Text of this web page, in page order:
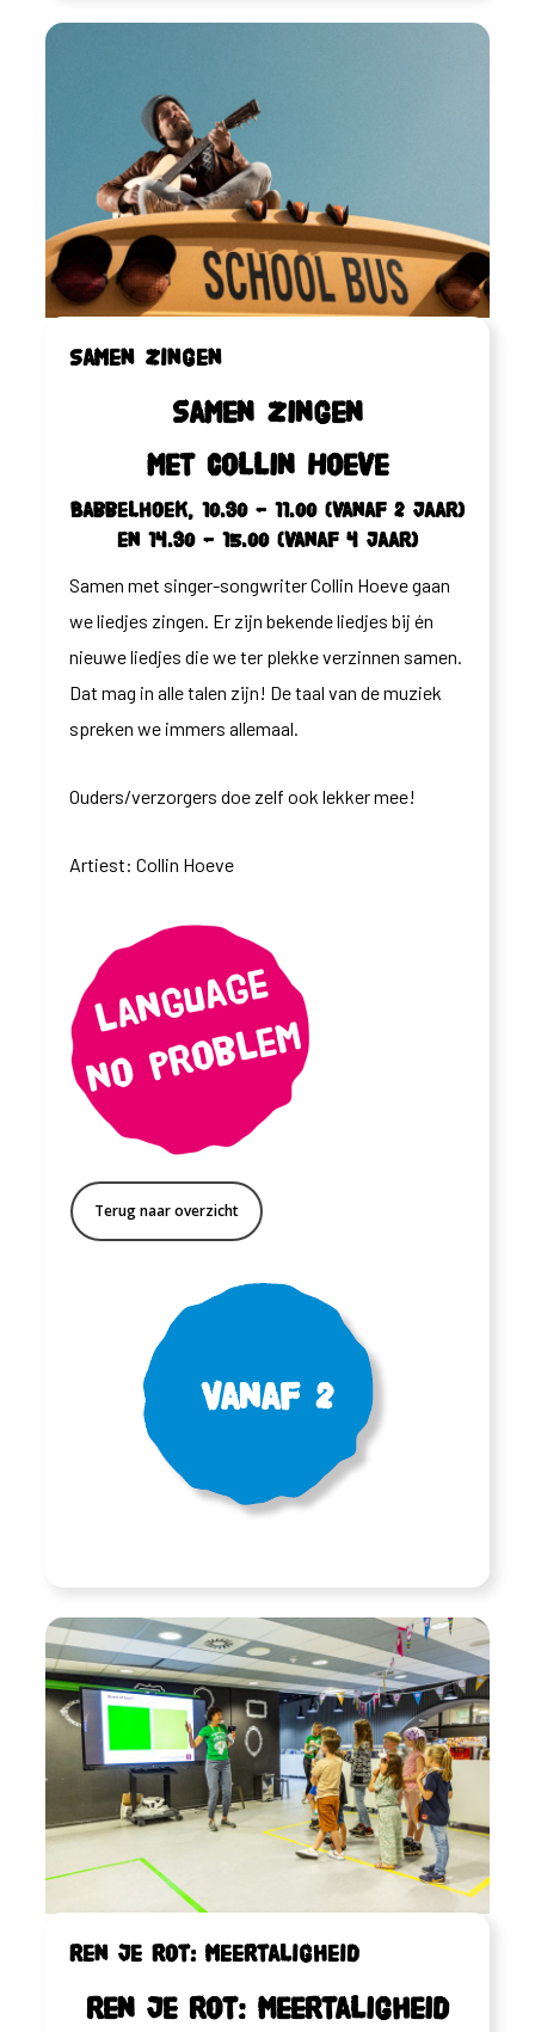
Samen zingen
Samen zingen
met Collin Hoeve
Babbelhoek, 10.30 – 11.00 (vanaf 2 jaar)
en 14.30 – 15.00 (vanaf 4 jaar)
Samen met singer-songwriter Collin Hoeve gaan
we liedjes zingen. Er zijn bekende liedjes bij én
nieuwe liedjes die we ter plekke verzinnen samen.
Dat mag in alle talen zijn! De taal van de muziek
spreken we immers allemaal.
Ouders/verzorgers doe zelf ook lekker mee!
Artiest: Collin Hoeve
Terug naar overzicht
Vanaf 2
Ren je rot: Meertaligheid
Ren je rot: Meertaligheid